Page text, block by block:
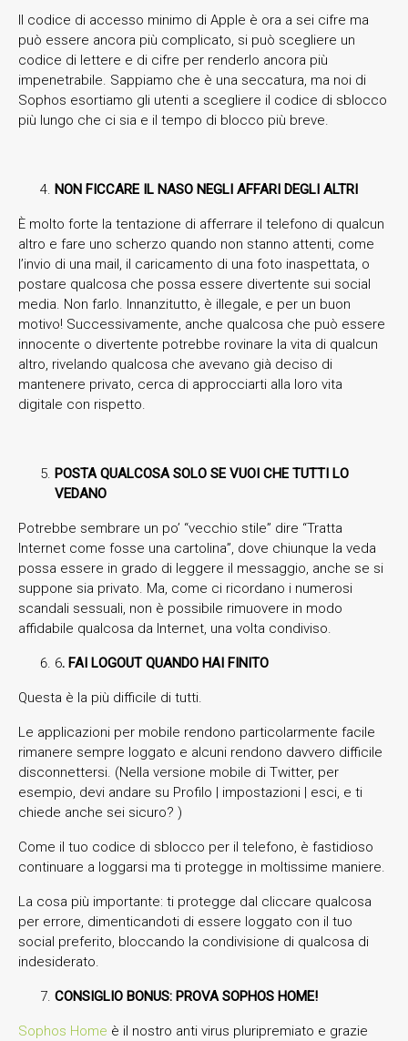
Il codice di accesso minimo di Apple è ora a sei cifre ma
può essere ancora più complicato, si può scegliere un
codice di lettere e di cifre per renderlo ancora più
impenetrabile. Sappiamo che è una seccatura, ma noi di
Sophos esortiamo gli utenti a scegliere il codice di sblocco
più lungo che ci sia e il tempo di blocco più breve.
NON FICCARE IL NASO NEGLI AFFARI DEGLI ALTRI
È molto forte la tentazione di afferrare il telefono di qualcun
altro e fare uno scherzo quando non stanno attenti, come
l’invio di una mail, il caricamento di una foto inaspettata, o
postare qualcosa che possa essere divertente sui social
media. Non farlo. Innanzitutto, è illegale, e per un buon
motivo! Successivamente, anche qualcosa che può essere
innocente o divertente potrebbe rovinare la vita di qualcun
altro, rivelando qualcosa che avevano già deciso di
mantenere privato, cerca di approcciarti alla loro vita
digitale con rispetto.
POSTA QUALCOSA SOLO SE VUOI CHE TUTTI LO
VEDANO
Potrebbe sembrare un po’ “vecchio stile” dire “Tratta
Internet come fosse una cartolina”, dove chiunque la veda
possa essere in grado di leggere il messaggio, anche se si
suppone sia privato. Ma, come ci ricordano i numerosi
scandali sessuali, non è possibile rimuovere in modo
affidabile qualcosa da Internet, una volta condiviso.
6. FAI LOGOUT QUANDO HAI FINITO
Questa è la più difficile di tutti.
Le applicazioni per mobile rendono particolarmente facile
rimanere sempre loggato e alcuni rendono davvero difficile
disconnettersi. (Nella versione mobile di Twitter, per
esempio, devi andare su Profilo | impostazioni | esci, e ti
chiede anche sei sicuro? )
Come il tuo codice di sblocco per il telefono, è fastidioso
continuare a loggarsi ma ti protegge in moltissime maniere.
La cosa più importante: ti protegge dal cliccare qualcosa
per errore, dimenticandoti di essere loggato con il tuo
social preferito, bloccando la condivisione di qualcosa di
indesiderato.
CONSIGLIO BONUS: PROVA SOPHOS HOME!
Sophos Home è il nostro anti virus pluripremiato e grazie